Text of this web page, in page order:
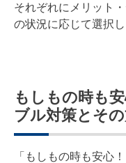
それぞれにメリット
の状況に応じて選択し
もしもの時も
ブル対策とその
「もしもの時も安心！